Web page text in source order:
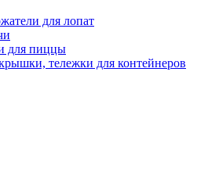
для лопат
для пиццы
тележки для контейнеров